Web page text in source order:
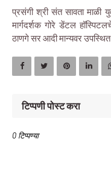
प्रसंगी श्री संत सावता माळी
मार्गदर्शक गोरे डेंटल
ठाणगे सर आदी मान्यवर उपस्थित
टिप्पणी पोस्ट करा
0 टिप्पण्या